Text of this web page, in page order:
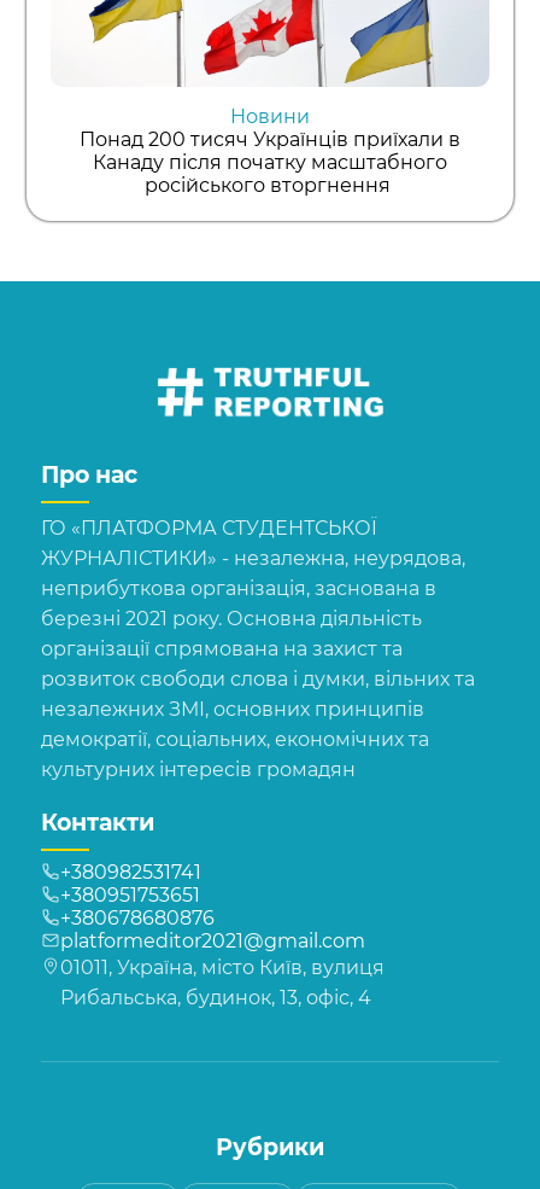
Новини
Понад 200 тисяч Українців приїхали в
Канаду після початку масштабного
російського вторгнення
Про нас
ГО «ПЛАТФОРМА СТУДЕНТСЬКОЇ
ЖУРНАЛІСТИКИ» - незалежна, неурядова,
неприбуткова організація, заснована в
березні 2021 року. Основна діяльність
організації спрямована на захист та
розвиток свободи слова і думки, вільних та
незалежних ЗМІ, основних принципів
демократії, соціальних, економічних та
культурних інтересів громадян
Контакти
+380982531741
+380951753651
+380678680876
platformeditor2021@gmail.com
01011, Україна, місто Київ, вулиця
Рибальська, будинок, 13, офіс, 4
Рубрики